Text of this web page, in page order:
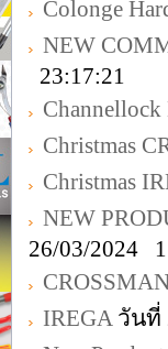
Colonge
NEW
23:17:21
Christmas
Christmas
NEW
26/03/2024
IREGAวันที่